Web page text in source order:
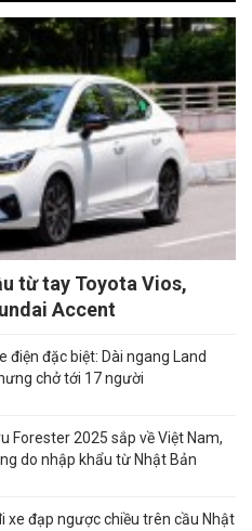
từ tay Toyota Vios,
Accent
điện đặc biệt: Dài ngang Land
chở tới 17 người
Forester 2025 sắp về Việt Nam,
do nhập khẩu từ Nhật Bản
xe đạp ngược chiều trên cầu Nhật